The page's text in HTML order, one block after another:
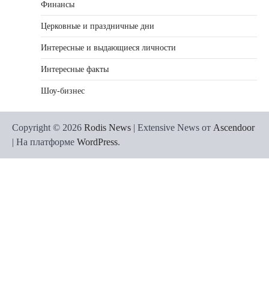
Финансы
Церковные и праздничные дни
Интересные и выдающиеся личности
Интересные факты
Шоу-бизнес
Copyright © 2026 Rodis News | Extensive News от Ascendoor
| На платформе WordPress.